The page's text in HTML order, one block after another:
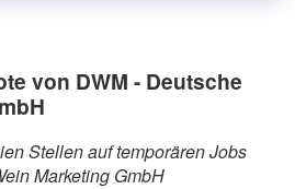
von DWM - Deutsche
Stellen auf temporären Jobs
Marketing GmbH